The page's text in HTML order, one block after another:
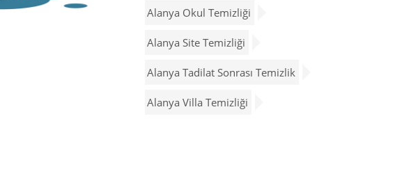
Alanya Okul Temizliği
Alanya Site Temizliği
Alanya Tadilat Sonrası Temizlik
Alanya Villa Temizliği